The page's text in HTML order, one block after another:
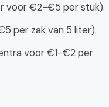
voor €2-€5 per stuk).
per zak van 5 liter).
voor €1-€2 per